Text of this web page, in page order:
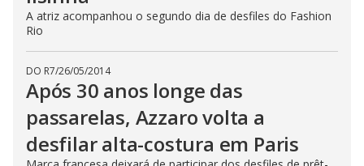
A atriz acompanhou o segundo dia de desfiles do Fashion
Rio
DO R7/26/05/2014
Após 30 anos longe das
passarelas, Azzaro volta a
desfilar alta-costura em Paris